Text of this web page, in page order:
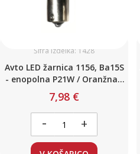
Šifra izdelka: 1428
Avto LED žarnica 1156, Ba15S
- enopolna P21W / Oranžna /
19 LED / 4,6W / 12V / Canbus
7,98 €
- +